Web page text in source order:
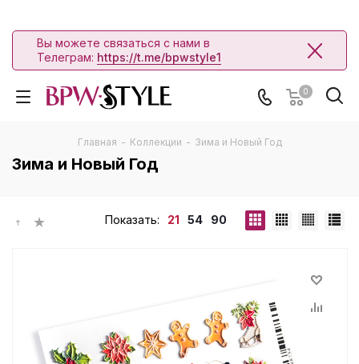
Вы можете связаться с нами в
Телеграм: https://t.me/bpwstyle1
0
Главная - Коллекции - Зима и Новый Год
Зима и Новый Год
Показать: 21 54 90